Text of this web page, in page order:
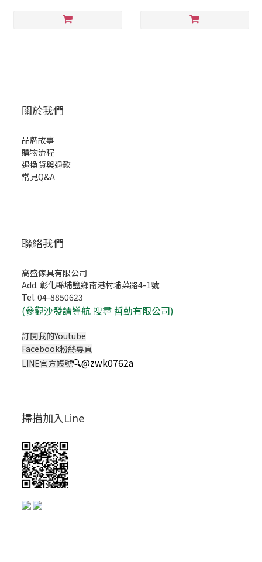
關於我們
品牌故事
購物流程
退換貨與退款
常見Q&A
聯絡我們
高盛傢具有限公司
Add. 彰化縣埔鹽鄉南港村埔菜路4-1號
Tel. 04-8850623
(參觀沙發請導航 搜尋 哲勤有限公司)
訂閱我的Youtube
Facebook粉絲專頁
LINE官方帳號🔍@zwk0762a
掃描加入Line